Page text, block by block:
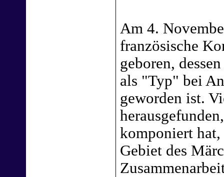
Am 4.
französische
geboren,
als "Typ" bei
geworden ist.
komponiert
Gebiet des